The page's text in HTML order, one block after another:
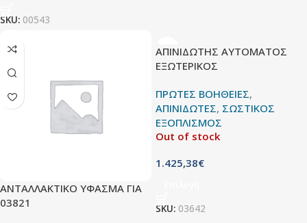
SKU: 00543
ΑΝΤΑΛΛΑΚΤΙΚΟ ΥΦΑΣΜΑ ΓΙΑ
03821
ΑΠΙΝΙΔΩΤΗΣ ΑΥΤΟΜΑΤΟΣ
ΕΞΩΤΕΡΙΚΟΣ
ΠΡΩΤΕΣ ΒΟΗΘΕΙΕΣ,
ΑΠΙΝΙΔΩΤΕΣ, ΣΩΣΤΙΚΟΣ
ΕΞΟΠΛΙΣΜΟΣ
Out of stock
1.425,38€
SKU: 03642